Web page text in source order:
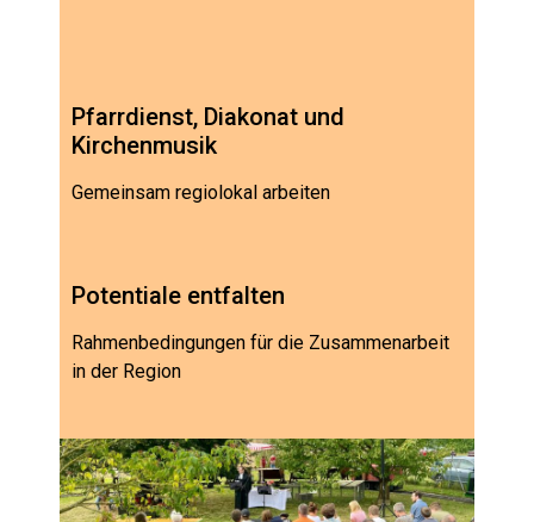
Pfarrdienst, Diakonat und
Kirchenmusik
Gemeinsam regiolokal arbeiten
Potentiale entfalten
Rahmenbedingungen für die Zusammenarbeit
in der Region